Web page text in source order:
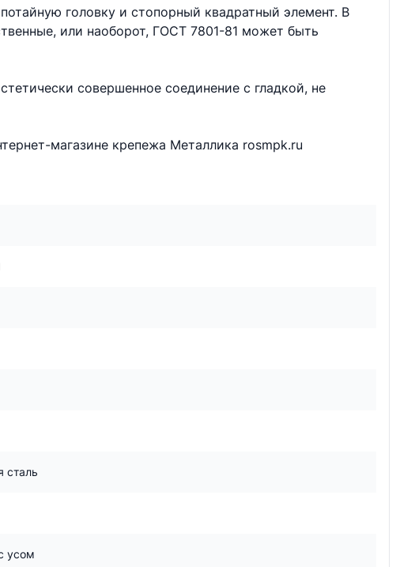
головку и стопорный квадратный элемент. В
или наоборот, ГОСТ 7801-81 может быть
совершенное соединение с гладкой, не
магазине крепежа Металлика rosmpk.ru
сталь
усом